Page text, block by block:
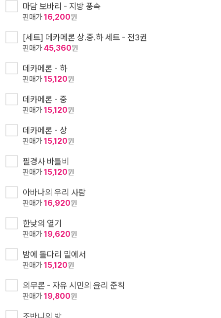
마담 보바리 - 지방 풍속
판매가16,200원
[세트] 데카메론 상.중.하 세트 - 전3권
판매가45,360원
데카메론 - 하
판매가15,120원
데카메론 - 중
판매가15,120원
데카메론 - 상
판매가15,120원
필경사 바틀비
판매가15,120원
아바나의 우리 사람
판매가16,920원
한낮의 열기
판매가19,620원
밤에 돌다리 밑에서
판매가15,120원
의무론 - 자유 시민의 윤리 준칙
판매가19,800원